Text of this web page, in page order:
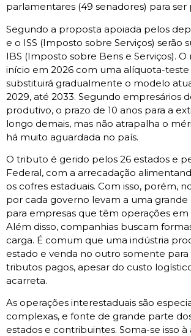
parlamentares (49 senadores) para
Segundo a proposta apoiada pelos
e o ISS (Imposto sobre Serviços) serão
IBS (Imposto sobre Bens e Serviços).
início em 2026 com uma alíquota-teste
substituirá gradualmente o modelo
2029, até 2033. Segundo empresários
produtivo, o prazo de 10 anos para a
longo demais, mas não atrapalha o
há muito aguardada no país.
O tributo é gerido pelos 26 estados e
Federal, com a arrecadação
os cofres estaduais. Com isso, porém,
por cada governo levam a uma
para empresas que têm operações em
Além disso, companhias buscam
carga. É comum que uma indústria
estado e venda no outro somente para
tributos pagos, apesar do custo
acarreta.
As operações interestaduais são
complexas, e fonte de grande parte
estados e contribuintes. Soma-se isso